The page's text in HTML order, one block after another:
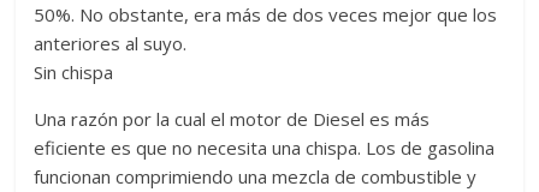
50%. No obstante, era más de dos veces mejor que los
anteriores al suyo.
Sin chispa
Una razón por la cual el motor de Diesel es más
eficiente es que no necesita una chispa. Los de gasolina
funcionan comprimiendo una mezcla de combustible y